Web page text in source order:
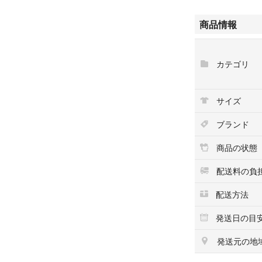
■サイズ UK6.5
■色味 ブラック
※シューボックス
ジョンロブ
Johnlobb
City2
シティー2
ジョン・ロブ
エドワード・グ
クロケットジョ
商品情報
カテゴリ
サイズ
ブランド
商品の状態
配送料の負
配送方法
発送日の目
発送元の地